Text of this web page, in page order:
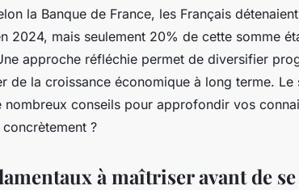
la Banque de France, les Français
2024, mais seulement 20% de cette somme
approche réfléchie permet de diversifier
de la croissance économique à long terme. Le
nombreux conseils pour approfondir vos
?
à maîtriser avant de